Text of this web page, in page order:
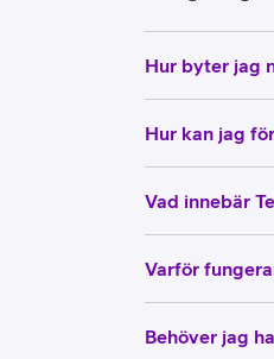
Smartwatches
Apple Watch
Samsung Galaxy Watch
Hur byter jag
Hur kan jag
Vad innebär
Varför
Behöver jag